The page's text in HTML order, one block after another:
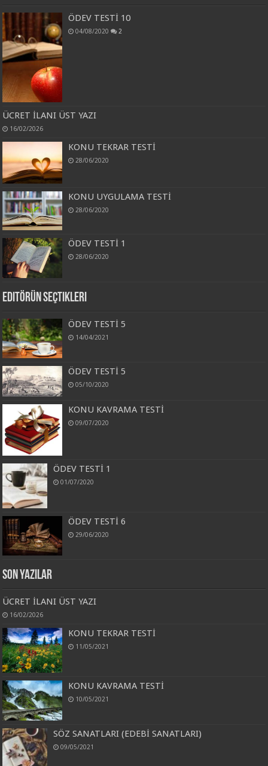
ÖDEV TESTİ 10
04/08/2020 2
ÜCRET İLANI ÜST YAZI
16/02/2026
KONU TEKRAR TESTİ
28/06/2020
KONU UYGULAMA TESTİ
28/06/2020
ÖDEV TESTİ 1
28/06/2020
Editörün Seçtikleri
ÖDEV TESTİ 5
14/04/2021
ÖDEV TESTİ 5
05/10/2020
KONU KAVRAMA TESTİ
09/07/2020
ÖDEV TESTİ 1
01/07/2020
ÖDEV TESTİ 6
29/06/2020
Son Yazılar
ÜCRET İLANI ÜST YAZI
16/02/2026
KONU TEKRAR TESTİ
11/05/2021
KONU KAVRAMA TESTİ
10/05/2021
SÖZ SANATLARI (EDEBİ SANATLARI)
09/05/2021